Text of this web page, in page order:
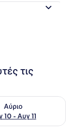
τις
Αυγ 10
Αύριο
10 - Αυγ 11